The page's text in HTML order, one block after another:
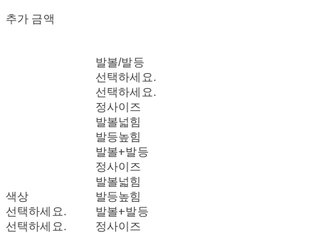
추가 금액
색상
선택하세요.
선택하세요.
발볼/발등
선택하세요.
선택하세요.
정사이즈
발볼넓힘
발등높힘
발볼+발등
정사이즈
발볼넓힘
발등높힘
발볼+발등
정사이즈